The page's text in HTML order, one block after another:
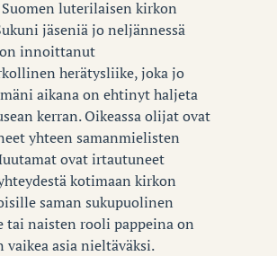
luterilaisen kirkon
jäseniä jo neljännessä
innoittanut
herätysliike, joka jo
aikana on ehtinyt haljeta
kerran. Oikeassa olijat ovat
yhteen samanmielisten
ovat irtautuneet
kotimaan kirkon
saman sukupuolinen
tai naisten rooli pappeina on
asia nieltäväksi.